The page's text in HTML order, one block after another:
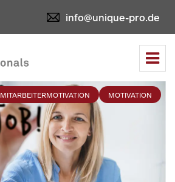
info@unique-pro.de
MITARBEITERMOTIVATION MOTIVATION